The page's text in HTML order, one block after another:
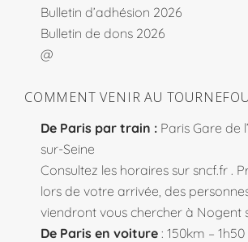
Bulletin d’adhésion 2026
Bulletin de dons 2026
@
COMMENT VENIR AU
De Paris par train : Paris Gare de
sur-Seine
Consultez les horaires sur sncf.fr .
lors de votre arrivée, des
viendront vous chercher à Nogent
De Paris en voiture : 150km – 1h50